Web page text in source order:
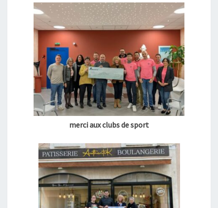
merci aux clubs de sport